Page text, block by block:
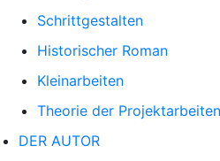
Schrittgestalten
Historischer Roman
Kleinarbeiten
Theorie der Projektarbeiten
DER AUTOR